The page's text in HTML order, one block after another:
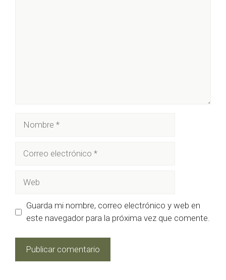
Guarda mi nombre, correo electrónico y web en
este navegador para la próxima vez que comente.